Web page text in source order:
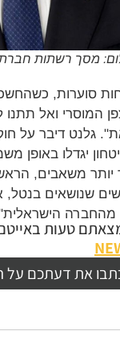
מסך רשתות חברתיות
כשהחשכה
ואל תתנו
דיבר על חוק
באופן
משאבים, הראשון
שנושאים בנטל,
הישראלית".
טעות באייטם
את דעתכם על